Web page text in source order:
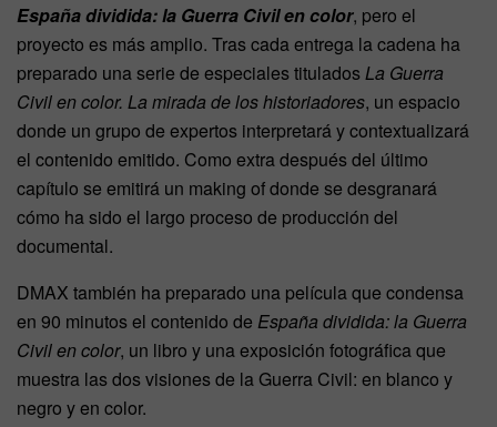
España dividida: la Guerra Civil en color, pero el
proyecto es más amplio. Tras cada entrega la cadena ha
preparado una serie de especiales tituladosLa Guerra
Civil en color. La mirada de los historiadores, un espacio
donde un grupo de expertos interpretará y contextualizará
el contenido emitido. Como extra después del último
capítulo se emitirá un making of donde se desgranará
cómo ha sido el largo proceso de producción del
documental.
DMAX también ha preparado una película que condensa
en 90 minutos el contenido de España dividida: la Guerra
Civil en color, un libro y una exposición fotográfica que
muestra las dos visiones de la Guerra Civil: en blanco y
negro y en color.